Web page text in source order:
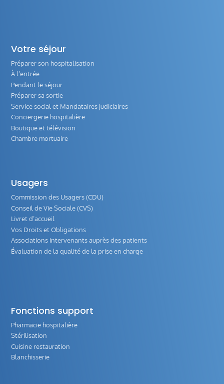
Votre séjour
Préparer son hospitalisation
À l’entrée
Pendant le séjour
Préparer sa sortie
Service social et Mandataires judiciaires
Conciergerie hospitalière
Boutique et télévision
Chambre mortuaire
Usagers
Commission des Usagers (CDU)
Conseil de Vie Sociale (CVS)
Livret d’accueil
Vos Droits et Obligations
Associations intervenants auprès des patients
Évaluation de la qualité de la prise en charge
Fonctions support
Pharmacie hospitalière
Stérilisation
Cuisine restauration
Blanchisserie